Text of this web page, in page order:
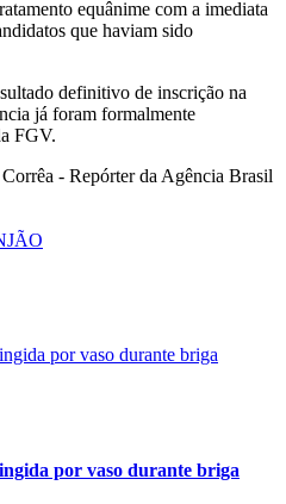
equânime com a imediata
que haviam sido
definitivo de inscrição na
já foram formalmente
FGV.
- Repórter da Agência Brasil
por vaso durante briga